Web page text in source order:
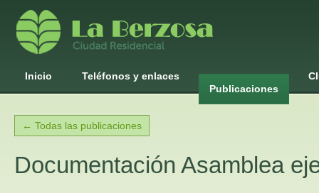
Inicio
Teléfonos y enlaces
Publicaciones
← Todas las publicaciones
Documentación Asamblea